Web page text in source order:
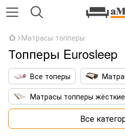
Матрасы топперы
Топперы Eurosleep
Все топеры
Матрасы топперы жёсткие
Матрасы топперы с
Все